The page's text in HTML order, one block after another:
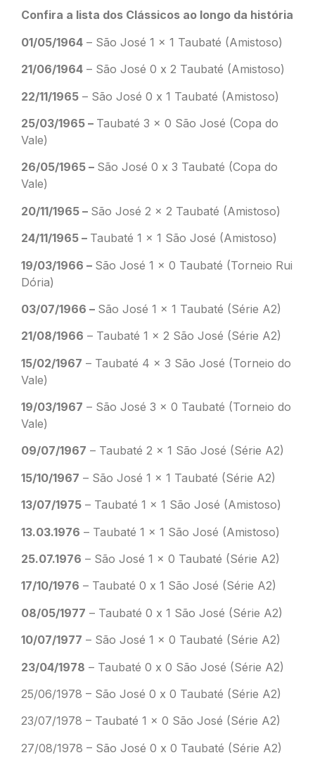
Confira a lista dos Clássicos ao longo da história
01/05/1964 – São José 1 x 1 Taubaté (Amistoso)
21/06/1964 – São José 0 x 2 Taubaté (Amistoso)
22/11/1965 – São José 0 x 1 Taubaté (Amistoso)
25/03/1965 – Taubaté 3 x 0 São José (Copa do
Vale)
26/05/1965 – São José 0 x 3 Taubaté (Copa do
Vale)
20/11/1965 – São José 2 x 2 Taubaté (Amistoso)
24/11/1965 – Taubaté 1 x 1 São José (Amistoso)
19/03/1966 – São José 1 x 0 Taubaté (Torneio Rui
Dória)
03/07/1966 – São José 1 x 1 Taubaté (Série A2)
21/08/1966 – Taubaté 1 x 2 São José (Série A2)
15/02/1967 – Taubaté 4 x 3 São José (Torneio do
Vale)
19/03/1967 – São José 3 x 0 Taubaté (Torneio do
Vale)
09/07/1967 – Taubaté 2 x 1 São José (Série A2)
15/10/1967 – São José 1 x 1 Taubaté (Série A2)
13/07/1975 – Taubaté 1 x 1 São José (Amistoso)
13.03.1976 – Taubaté 1 x 1 São José (Amistoso)
25.07.1976 – São José 1 x 0 Taubaté (Série A2)
17/10/1976 – Taubaté 0 x 1 São José (Série A2)
08/05/1977 – Taubaté 0 x 1 São José (Série A2)
10/07/1977 – São José 1 x 0 Taubaté (Série A2)
23/04/1978 – Taubaté 0 x 0 São José (Série A2)
25/06/1978 – São José 0 x 0 Taubaté (Série A2)
23/07/1978 – Taubaté 1 x 0 São José (Série A2)
27/08/1978 – São José 0 x 0 Taubaté (Série A2)